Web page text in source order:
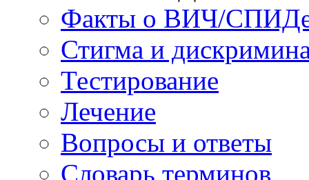
Факты о ВИЧ/
Стигма и
Тестирование
Лечение
Вопросы и ответы
Словарь терминов